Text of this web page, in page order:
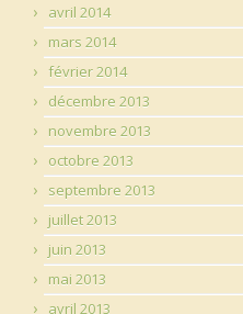
avril 2014
mars 2014
février 2014
décembre 2013
novembre 2013
octobre 2013
septembre 2013
juillet 2013
juin 2013
mai 2013
avril 2013